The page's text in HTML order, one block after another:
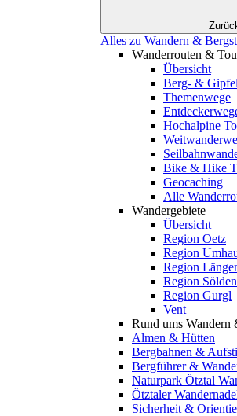
Alles zu Wandern &
Wanderrouten &
Übersicht
Berg- &
Themenwege
Hochalpine
Bike & Hike
Geocaching
Alle
Wandergebiete
Übersicht
Region Oetz
Region
Region
Region Sölden
Region Gurgl
Vent
Rund ums Wandern
Almen & Hütten
Bergbahnen &
Bergführer &
Naturpark Ötztal
Ötztaler
Sicherheit &